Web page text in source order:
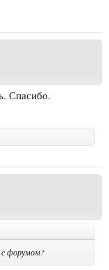
Спасибо.
форумом?